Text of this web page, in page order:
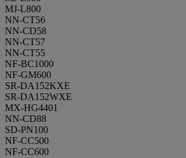
MJ-L800
NN-CT56
NN-CD58
NN-CT57
NN-CT55
NF-BC1000
NF-GM600
SR-DA152KXE
SR-DA152WXE
MX-HG4401
NN-CD88
SD-PN100
NF-CC500
NF-CC600